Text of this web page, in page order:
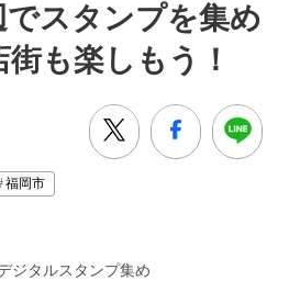
でスタンプを集め
も楽しもう！
福岡市
ジタルスタンプ集め